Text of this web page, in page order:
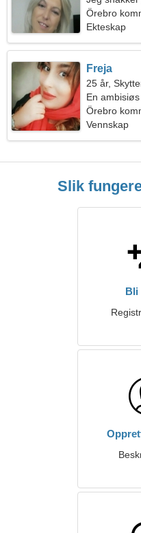
Örebro
Ekteskap
Freja
25 år,
En
Örebro
Vennskap
Slik
Bli